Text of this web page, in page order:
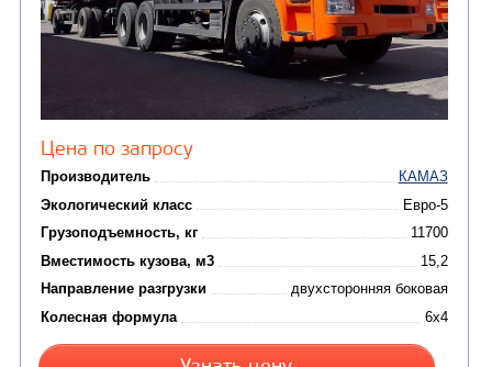
Автотопливозаправщики
CHAMELEON (г. Егорьевск) (8)
Молоковозы, водовозы(7)
Илососные машины
Каналопромывочные
Комбинированные
САМОСВАЛ КАМАЗ-45143